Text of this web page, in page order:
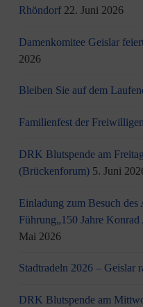
Rhöndorf 22. Juni 2026
Damenkomitee Geislar
2026
Bleiben Sie auf dem
Familienfest der
DRK Blutspende am
(Brückenforum) 5. Juni
Einladung zum Besuch
Führung„150 Jahre
Mai 2026
Stadtradeln 2026 – Geislar
DRK Blutspende am